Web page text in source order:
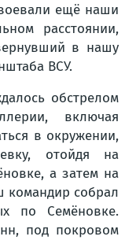
ещё наши
расстоянии,
в нашу
ВСУ.
обстрелом
включая
в окружении,
отойдя на
а затем на
командир собрал
по Семёновке.
под покровом